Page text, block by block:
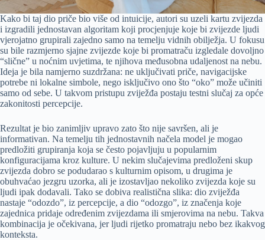
Kako bi taj dio priče bio više od intuicije, autori su uzeli kartu zvijezda
i izgradili jednostavan algoritam koji procjenjuje koje bi zvijezde ljudi
vjerojatno grupirali zajedno samo na temelju vidnih obilježja. U fokusu
su bile razmjerno sjajne zvijezde koje bi promatraču izgledale dovoljno
“slične” u noćnim uvjetima, te njihova međusobna udaljenost na nebu.
Ideja je bila namjerno suzdržana: ne uključivati priče, navigacijske
potrebe ni lokalne simbole, nego isključivo ono što “oko” može učiniti
samo od sebe. U takvom pristupu zviježđa postaju testni slučaj za opće
zakonitosti percepcije.
Rezultat je bio zanimljiv upravo zato što nije savršen, ali je
informativan. Na temelju tih jednostavnih načela model je mogao
predložiti grupiranja koja se često pojavljuju u popularnim
konfiguracijama kroz kulture. U nekim slučajevima predloženi skup
zvijezda dobro se podudarao s kulturnim opisom, u drugima je
obuhvaćao jezgru uzorka, ali je izostavljao nekoliko zvijezda koje su
ljudi ipak dodavali. Tako se dobiva realistična slika: dio zviježđa
nastaje “odozdo”, iz percepcije, a dio “odozgo”, iz značenja koje
zajednica pridaje određenim zvijezdama ili smjerovima na nebu. Takva
kombinacija je očekivana, jer ljudi rijetko promatraju nebo bez ikakvog
konteksta.